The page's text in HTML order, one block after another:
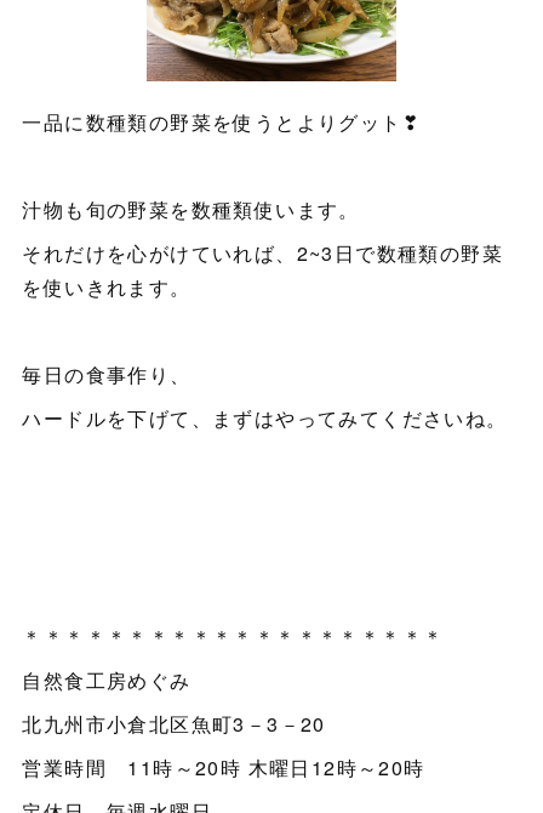
一品に数種類の野菜を使うとよりグット❣
汁物も旬の野菜を数種類使います。
それだけを心がけていれば、2~3日で数種類の野菜
を使いきれます。
毎日の食事作り、
ハードルを下げて、まずはやってみてくださいね。
＊＊＊＊＊＊＊＊＊＊＊＊＊＊＊＊＊＊＊＊
自然食工房めぐみ
北九州市小倉北区魚町3－3－20
営業時間 11時～20時 木曜日12時～20時